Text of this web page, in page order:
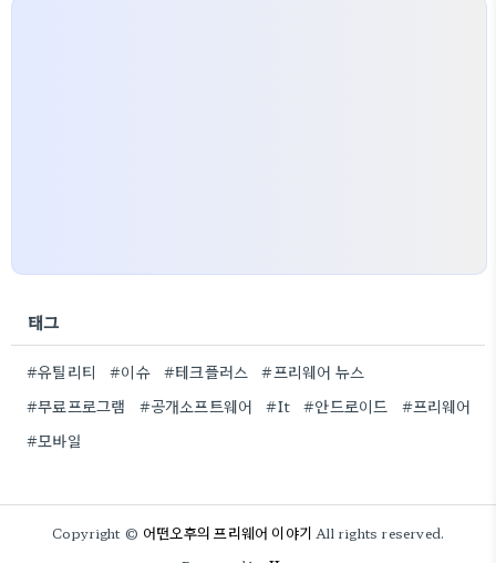
태그
#유틸리티 #이슈 #테크플러스
#프리웨어 뉴스
#무료프로그램
#공개소프트웨어 #It #안드로이드
#프리웨어
#모바일
Copyright © 어떤오후의 프리웨어 이야기 All rights reserved.